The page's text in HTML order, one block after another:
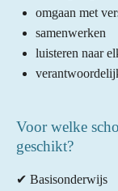
omgaan met
samenwerken
luisteren naar
Voor welke
geschikt?
✔ Basisonderwijs